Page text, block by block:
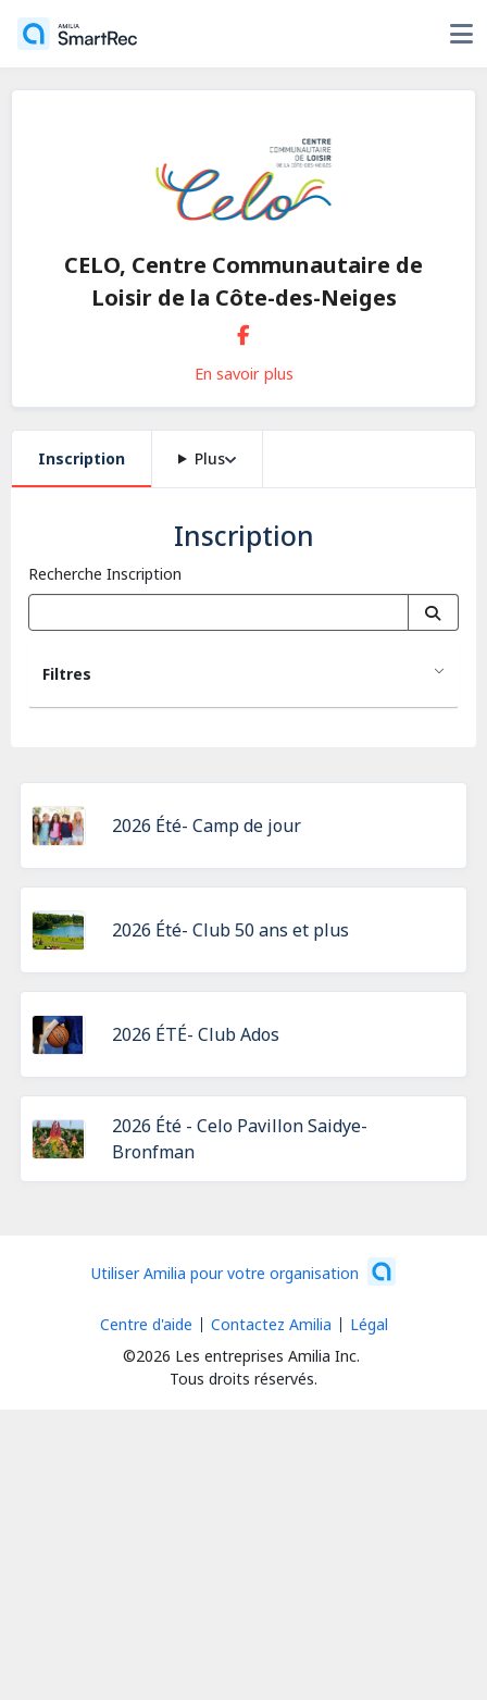
CELO, Centre Communautaire de
Loisir de la Côte-des-Neiges
En savoir plus
Inscription Plus
Inscription
Recherche Inscription
Filtres
2026 Été- Camp de jour
2026 Été- Club 50 ans et plus
2026 ÉTÉ- Club Ados
2026 Été - Celo Pavillon Saidye-
Bronfman
Utiliser Amilia pour votre organisation
©2026 Les entreprises Amilia Inc.
Tous droits réservés.
Centre d'aide Contactez Amilia Légal